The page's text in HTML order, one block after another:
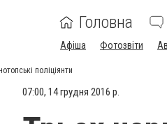
Головна
Афіша Фотозвіти
поліціянти
07:00, 14 грудня 2016 р.